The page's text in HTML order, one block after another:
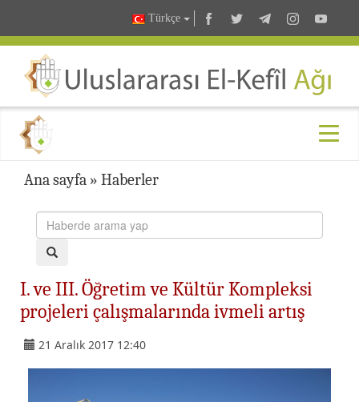
Türkçe
Ana sayfa » Haberler
I. ve III. Öğretim ve Kültür Kompleksi
projeleri çalışmalarında ivmeli artış
21 Aralık 2017 12:40